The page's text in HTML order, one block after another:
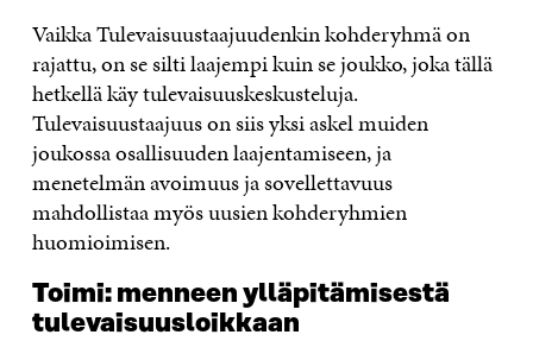
Vaikka Tulevaisuustaajuudenkin kohderyhmä on
rajattu, on se silti laajempi kuin se joukko, joka tällä
hetkellä käy tulevaisuuskeskusteluja.
Tulevaisuustaajuus on siis yksi askel muiden
joukossa osallisuuden laajentamiseen, ja
menetelmän avoimuus ja sovellettavuus
mahdollistaa myös uusien kohderyhmien
huomioimisen.
Toimi: menneen ylläpitämisestä
tulevaisuusloikkaan